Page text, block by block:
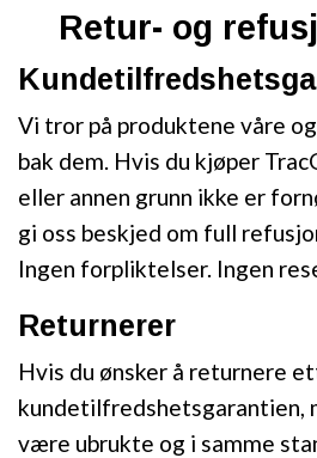
Retur- og
Vi tror på produktene våre
bak dem. Hvis du kjøper
eller annen grunn ikke er
gi oss beskjed om full
Ingen forpliktelser. Ingen
Returnerer
Hvis du ønsker å returnere
kundetilfredshetsgarantien,
være ubrukte og i samme